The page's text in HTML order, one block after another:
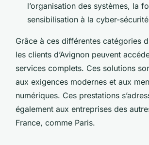
l’organisation des systèmes, la
sensibilisation à la cyber-sécurité
Grâce à ces différentes catégories
les clients d’Avignon peuvent
services complets. Ces solutions
aux exigences modernes et aux
numériques. Ces prestations
également aux entreprises des
France, comme Paris.